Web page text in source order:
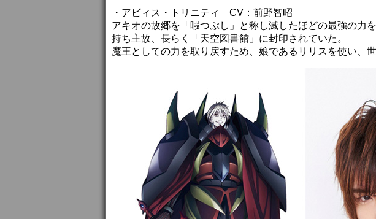
・アビィス・トリニティ CV：前野智昭
アキオの故郷を「暇つぶし」と称し滅したほどの最強の力
持ち主故、長らく「天空図書館」に封印されていた。
魔王としての力を取り戻すため、娘であるリリスを使い、